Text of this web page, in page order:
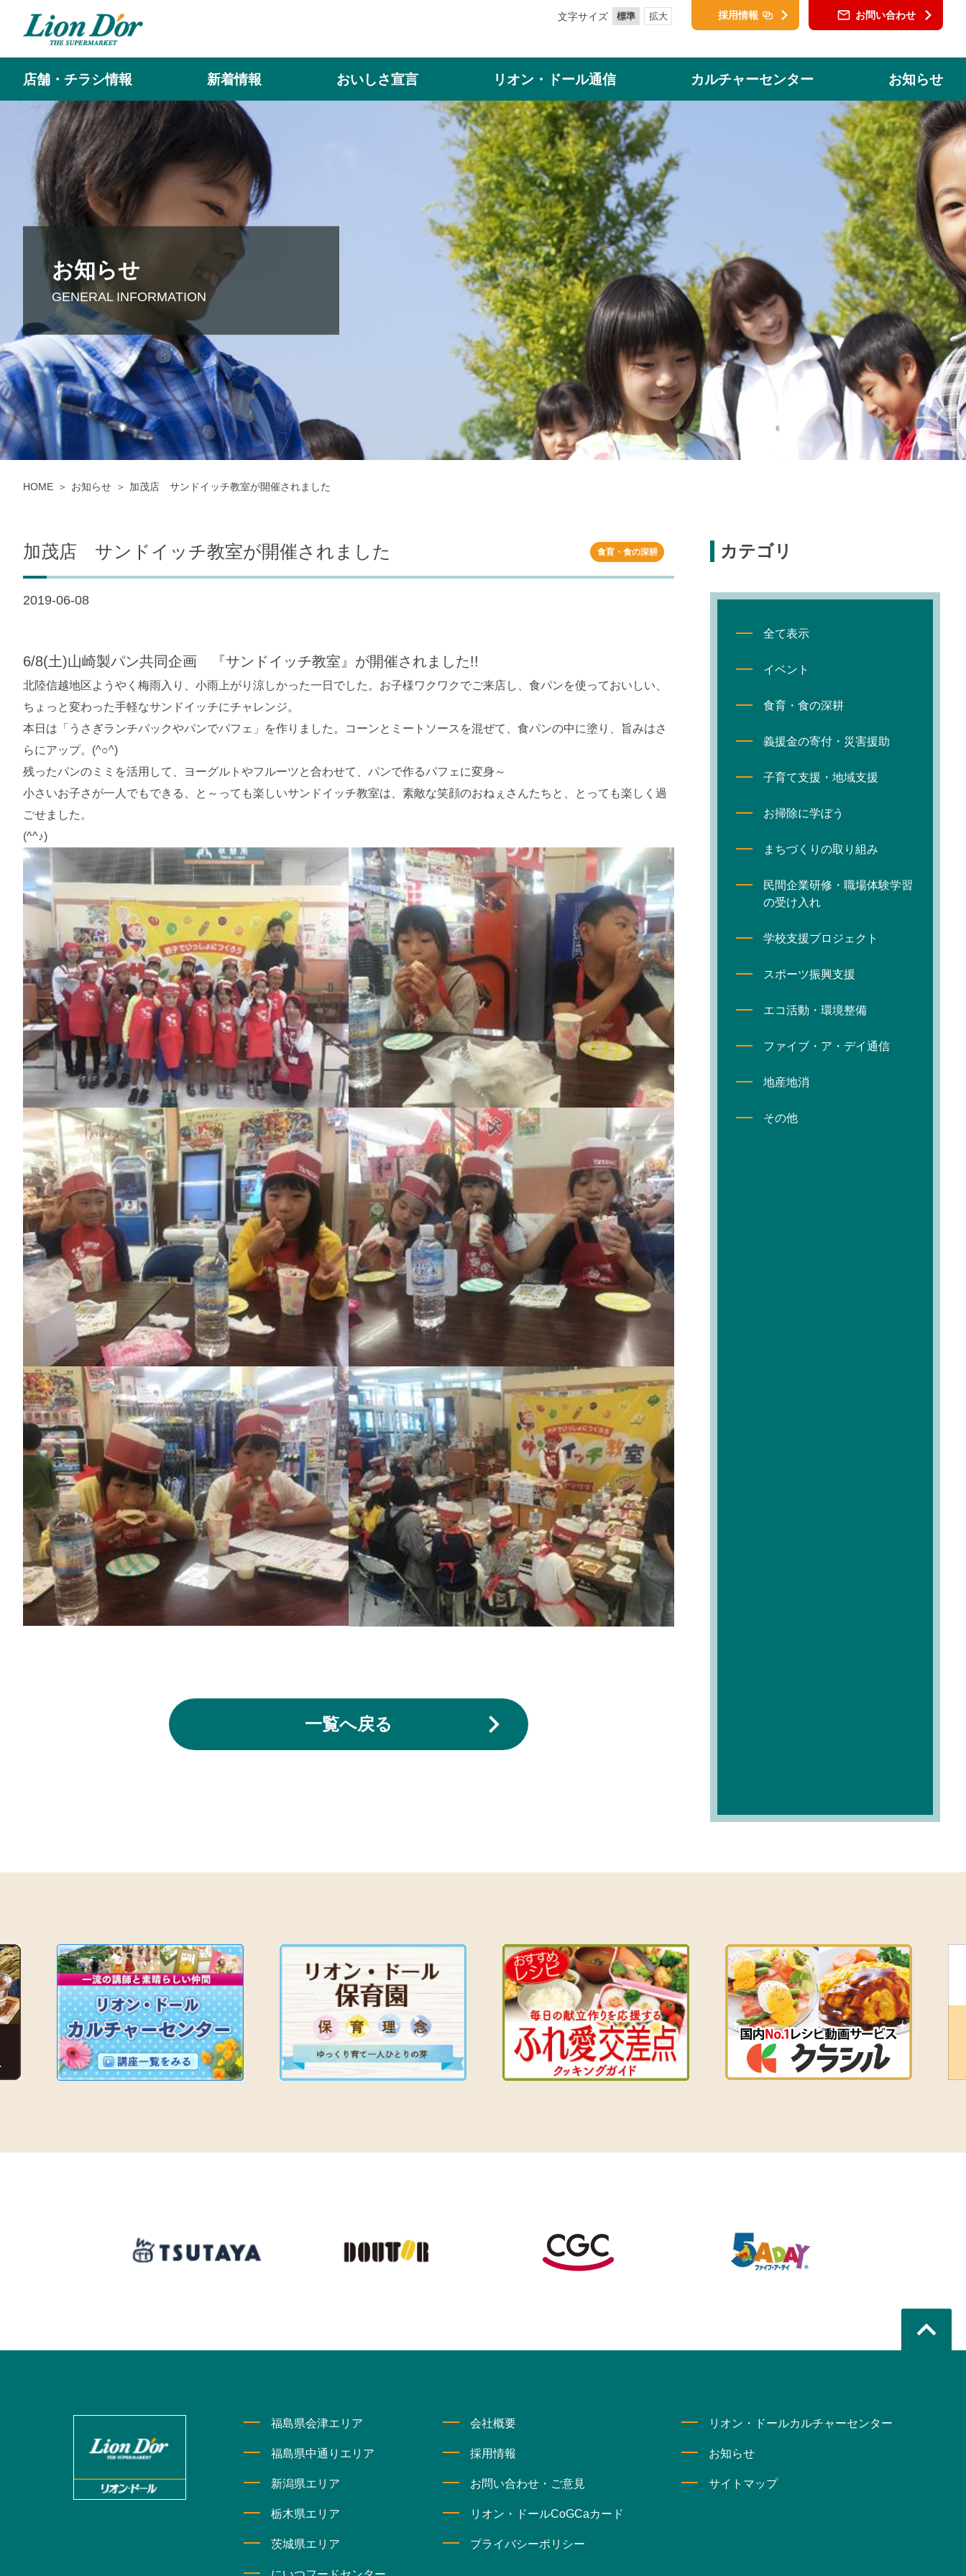
採用情報 お問い合わせ
文字サイズ 標準 拡大
店舗・チラシ情報 新着情報 おいしさ宣言 リオン・ドール通信 カルチャーセンター お知らせ
お知らせ
GENERAL INFORMATION
HOME お知らせ 加茂店 サンドイッチ教室が開催されました
加茂店 サンドイッチ教室が開催されました 食育・食の深耕
2019-06-08
6/8(土)山崎製パン共同企画 『サンドイッチ教室』が開催されました!!
北陸信越地区ようやく梅雨入り、小雨上がり涼しかった一日でした。お子様ワクワクでご来店し、食パンを使っておいしい、
ちょっと変わった手軽なサンドイッチにチャレンジ。
本日は「うさぎランチパックやパンでパフェ」を作りました。コーンとミートソースを混ぜて、食パンの中に塗り、旨みはさ
らにアップ。(^○^)
残ったパンのミミを活用して、ヨーグルトやフルーツと合わせて、パンで作るパフェに変身～
小さいお子さが一人でもできる、と～っても楽しいサンドイッチ教室は、素敵な笑顔のおねぇさんたちと、とっても楽しく過
ごせました。
(^^♪)
一覧へ戻る
カテゴリ
全て表示
イベント
食育・食の深耕
義援金の寄付・災害援助
子育て支援・地域支援
お掃除に学ぼう
まちづくりの取り組み
民間企業研修・職場体験学習
の受け入れ
学校支援プロジェクト
スポーツ振興支援
エコ活動・環境整備
ファイブ・ア・デイ通信
地産地消
その他
福島県会津エリア
福島県中通りエリア
新潟県エリア
栃木県エリア
茨城県エリア
会社概要
採用情報
お問い合わせ・ご意見
リオン・ドールCoGCaカード
プライバシーポリシー
リオン・ドールカルチャーセンター
お知らせ
サイトマップ